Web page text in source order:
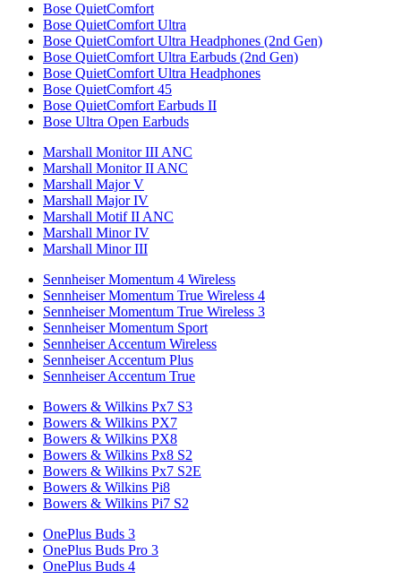
Bose QuietComfort
Bose QuietComfort Ultra
Bose QuietComfort Ultra Headphones (2nd Gen)
Bose QuietComfort Ultra Earbuds (2nd Gen)
Bose QuietComfort Ultra Headphones
Bose QuietComfort 45
Bose QuietComfort Earbuds II
Bose Ultra Open Earbuds
Marshall Monitor III ANC
Marshall Monitor II ANC
Marshall Major V
Marshall Major IV
Marshall Motif II ANC
Marshall Minor IV
Marshall Minor III
Sennheiser Momentum 4 Wireless
Sennheiser Momentum True Wireless 4
Sennheiser Momentum True Wireless 3
Sennheiser Momentum Sport
Sennheiser Accentum Wireless
Sennheiser Accentum Plus
Sennheiser Accentum True
Bowers & Wilkins Px7 S3
Bowers & Wilkins PX7
Bowers & Wilkins PX8
Bowers & Wilkins Px8 S2
Bowers & Wilkins Px7 S2E
Bowers & Wilkins Pi8
Bowers & Wilkins Pi7 S2
OnePlus Buds 3
OnePlus Buds Pro 3
OnePlus Buds 4